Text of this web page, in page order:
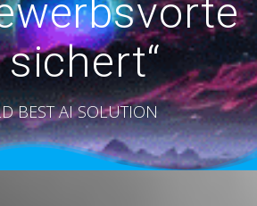
BEST AI SOLUTION